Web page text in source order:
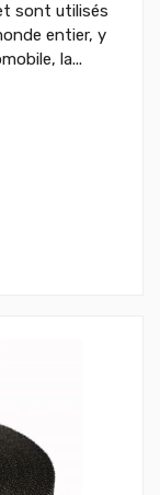
sont utilisés
entier, y
la...